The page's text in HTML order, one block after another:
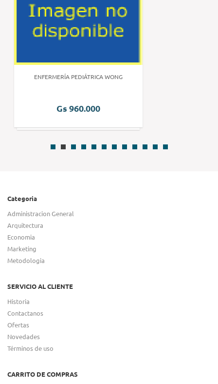
ENFERMERÍA PEDIÁTRICA WONG
Gs 960.000
Categoria
Administracion General
Arquitectura
Economia
Marketing
Metodologia
SERVICIO AL CLIENTE
Historia
Contactanos
Ofertas
Novedades
Términos de uso
CARRITO DE COMPRAS